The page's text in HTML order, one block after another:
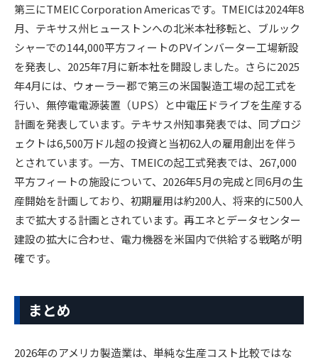
第三にTMEIC Corporation Americasです。TMEICは2024年8
月、テキサス州ヒューストンへの北米本社移転と、ブルック
シャーでの144,000平方フィートのPVインバーター工場新設
を発表し、2025年7月に新本社を開設しました。さらに2025
年4月には、ウォーラー郡で第三の米国製造工場の起工式を
行い、無停電電源装置（UPS）と中電圧ドライブを生産する
計画を発表しています。テキサス州知事発表では、同プロジ
ェクトは6,500万ドル超の投資と当初62人の雇用創出を伴う
とされています。一方、TMEICの起工式発表では、267,000
平方フィートの施設について、2026年5月の完成と同6月の生
産開始を計画しており、初期雇用は約200人、将来的に500人
まで拡大する計画とされています。再エネとデータセンター
建設の拡大に合わせ、電力機器を米国内で供給する戦略が明
確です。
まとめ
2026年のアメリカ製造業は、単純な生産コスト比較ではな